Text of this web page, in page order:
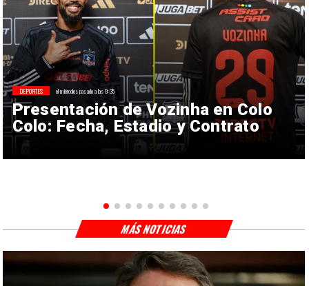
Presentación de Vozinha en Colo
Colo: Fecha, Estadio y Contrato
DEPORTES el miércoles pasado a las 9:35
MÁS NOTICIAS